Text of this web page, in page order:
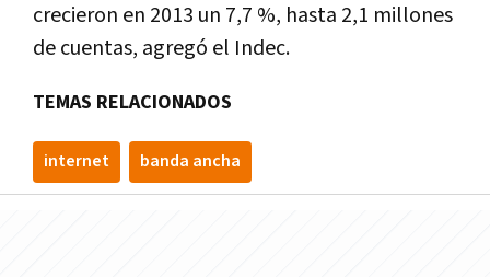
crecieron en 2013 un 7,7 %, hasta 2,1 millones
de cuentas, agregó el Indec.
TEMAS RELACIONADOS
internet banda ancha